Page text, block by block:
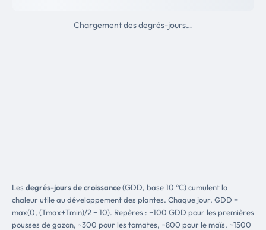
Chargement des degrés-jours…
Les degrés-jours de croissance(GDD, base 10 °C) cumulent la
chaleur utile au développement des plantes. Chaque jour, GDD =
max(0, (Tmax+Tmin)/2 − 10). Repères : ~100 GDD pour les premières
pousses de gazon, ~300 pour les tomates, ~800 pour le maïs, ~1500